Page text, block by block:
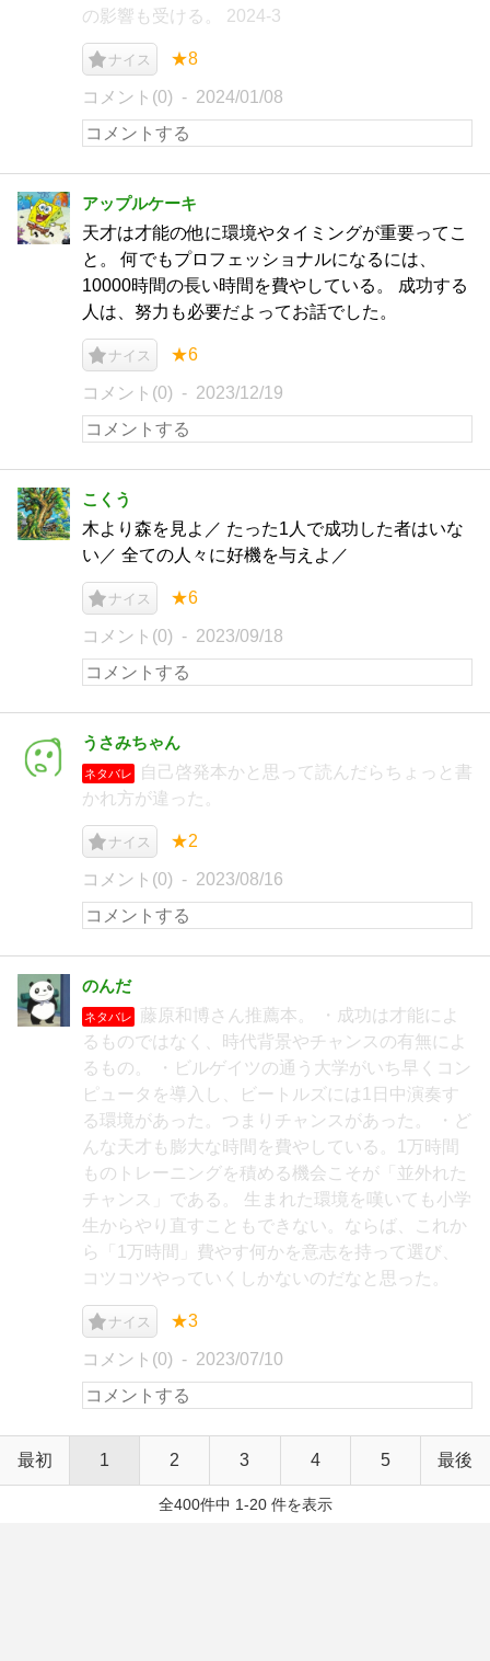
の影響も受ける。 2024-3
ナイス ★8
コメント(0) 2024/01/08
アップルケーキ
天才は才能の他に環境やタイミングが重要ってこ
と。 何でもプロフェッショナルになるには、
10000時間の長い時間を費やしている。 成功する
人は、努力も必要だよってお話でした。
ナイス ★6
コメント(0) 2023/12/19
こくう
木より森を見よ／ たった1人で成功した者はいな
い／ 全ての人々に好機を与えよ／
ナイス ★6
コメント(0) 2023/09/18
うさみちゃん
ネタバレ
自己啓発本かと思って読んだらちょっと書
かれ方が違った。
ナイス ★2
コメント(0) 2023/08/16
のんだ
ネタバレ
藤原和博さん推薦本。 ・成功は才能によ
るものではなく、時代背景やチャンスの有無によ
るもの。 ・ビルゲイツの通う大学がいち早くコン
ピュータを導入し、ビートルズには1日中演奏す
る環境があった。つまりチャンスがあった。 ・ど
んな天才も膨大な時間を費やしている。1万時間
ものトレーニングを積める機会こそが「並外れた
チャンス」である。 生まれた環境を嘆いても小学
生からやり直すこともできない。ならば、これか
ら「1万時間」費やす何かを意志を持って選び、
コツコツやっていくしかないのだなと思った。
ナイス ★3
コメント(0) 2023/07/10
最初 1 2 3 4 5 最後
全400件中 1-20 件を表示